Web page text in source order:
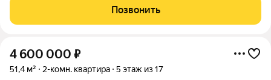
оформлена в тёплых и светлых тонах,что придаёт
пространству лёгкость. Обе комнаты изолированы,что
Позвонить
4 600 000 ₽
51,4 м² 2-комн. квартира 5 этаж из 17